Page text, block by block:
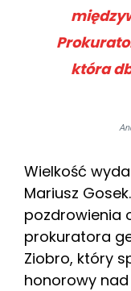
która
Wielkość
Mariusz
pozdrowienia
prokuratora
Ziobro, który
honorowy